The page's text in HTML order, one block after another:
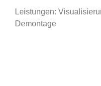
Leistungen:
Demontage